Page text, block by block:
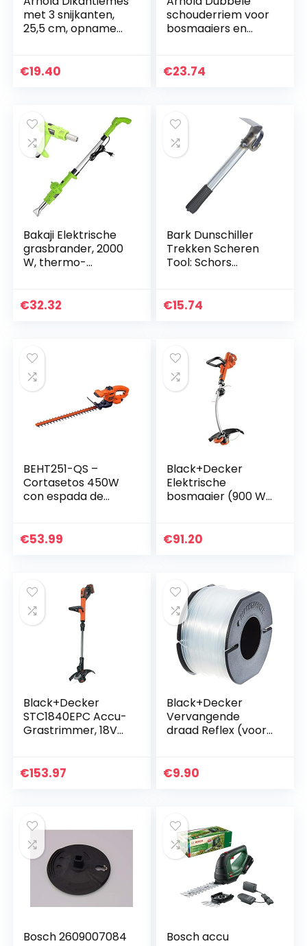
met 3 snijkanten,
25,5 cm, opname
€19.40
schouderriem voor
bosmaaiers en
€23.74
Bakaji Elektrische
grasbrander, 2000
W, thermo-
telescoopsteel +
€32.32
Bark Dunschiller
Trekken Scheren
Tool: Schors
Houtbewerking
€15.74
BEHT251-QS –
Cortasetos 450W
con espada de
€53.99
Black+Decker
Elektrische
bosmaaier (900 W,
snijbreedte,
€91.20
Black+Decker
STC1840EPC Accu-
Grastrimmer, 18V
€153.97
Black+Decker
Vervangende
draad Reflex (voor
diameter) A6171
€9.90
Bosch 2609007084
Bosch accu